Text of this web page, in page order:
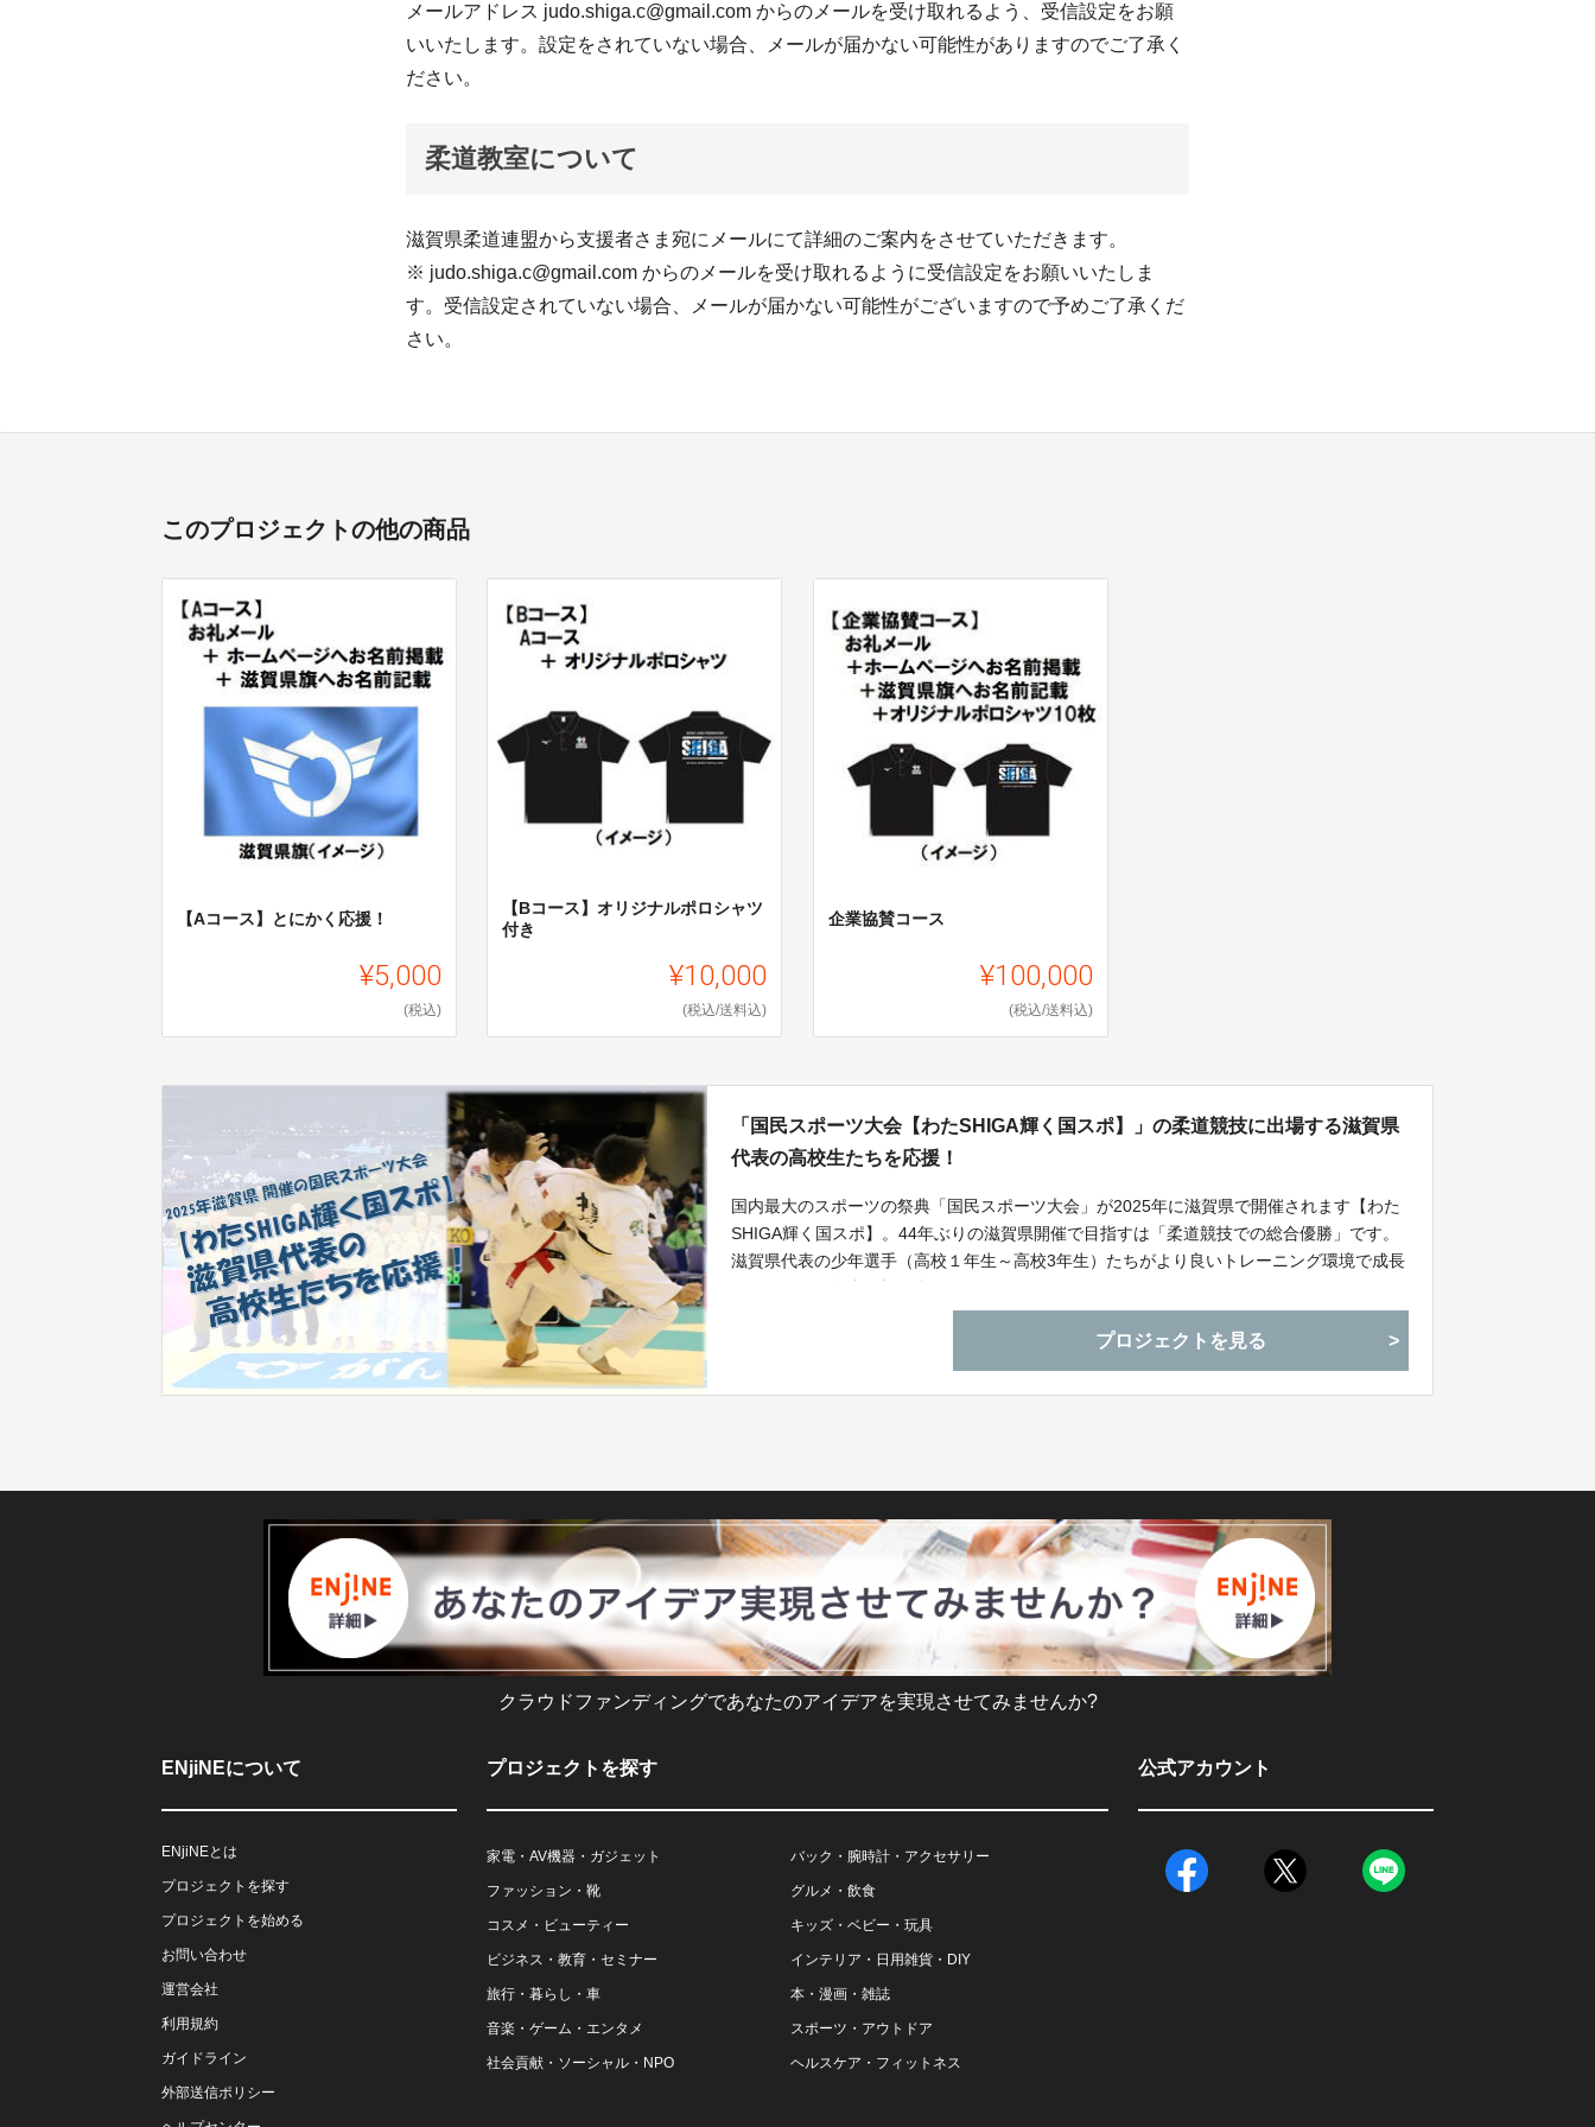
メールアドレス judo.shiga.c@gmail.com からのメールを受け取れるよう、受信設定をお願
いいたします。設定をされていない場合、メールが届かない可能性がありますのでご了承く
ださい。
柔道教室について
滋賀県柔道連盟から支援者さま宛にメールにて詳細のご案内をさせていただきます。
※ judo.shiga.c@gmail.com からのメールを受け取れるように受信設定をお願いいたしま
す。受信設定されていない場合、メールが届かない可能性がございますので予めご了承くだ
さい。
このプロジェクトの他の商品
【Aコース】とにかく応援！
¥5,000
(税込)
【Bコース】オリジナルポロシャツ
付き
¥10,000
(税込/送料込)
企業協賛コース
¥100,000
(税込/送料込)
「国民スポーツ大会【わたSHIGA輝く国スポ】」の柔道競技に出場する滋賀県
代表の高校生たちを応援！
国内最大のスポーツの祭典「国民スポーツ大会」が2025年に滋賀県で開催されます【わた
SHIGA輝く国スポ】。44年ぶりの滋賀県開催で目指すは「柔道競技での総合優勝」です。
滋賀県代表の少年選手（高校１年生～高校3年生）たちがより良いトレーニング環境で成長
プロジェクトを見る
クラウドファンディングであなたのアイデアを実現させてみませんか?
ENjiNEについて
ENjiNEとは
プロジェクトを探す
プロジェクトを始める
お問い合わせ
運営会社
利用規約
ガイドライン
外部送信ポリシー
プロジェクトを探す
家電・AV機器・ガジェット バック・腕時計・アクセサリー
ファッション・靴 グルメ・飲食
コスメ・ビューティー キッズ・ベビー・玩具
ビジネス・教育・セミナー インテリア・日用雑貨・DIY
旅行・暮らし・車 本・漫画・雑誌
音楽・ゲーム・エンタメ スポーツ・アウトドア
社会貢献・ソーシャル・NPO ヘルスケア・フィットネス
公式アカウント